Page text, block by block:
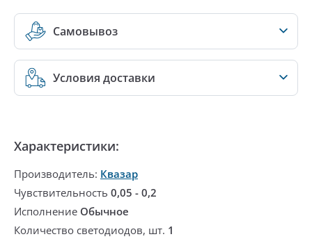
Самовывоз
Условия доставки
Характеристики:
Производитель: Квазар
Чувствительность 0,05 - 0,2
Исполнение Обычное
Количество светодиодов, шт. 1